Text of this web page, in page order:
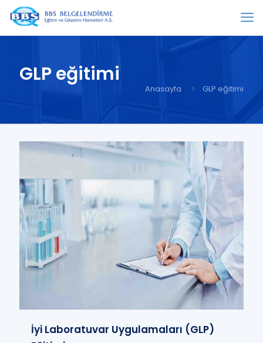
GLP eğitimi
Anasayfa GLP eğitimi
İyi Laboratuvar Uygulamaları (GLP)